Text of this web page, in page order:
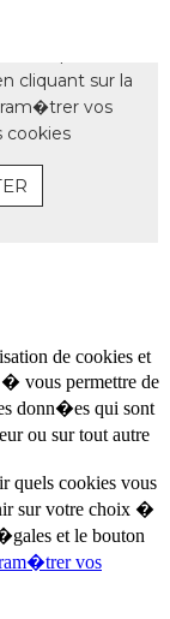
de cookies et
vous permettre de
donn�es qui sont
ou sur tout autre
quels cookies vous
sur votre choix �
et le bouton
vos